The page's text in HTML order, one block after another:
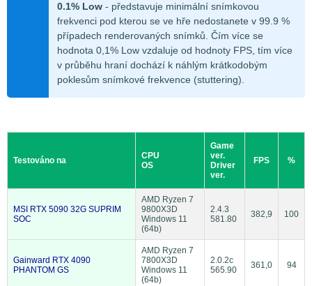
0.1% Low - představuje minimální snímkovou
frekvenci pod kterou se ve hře nedostanete v 99.9 %
případech renderovaných snímků. Čím více se
hodnota 0,1% Low vzdaluje od hodnoty FPS, tím více
v průběhu hraní dochází k náhlým krátkodobým
poklesům snímkové frekvence (stuttering).
Testováno na
CPU
OS
Game
ver.
Driver
ver.
FPS %
MSI RTX 5090 32G SUPRIM
SOC
AMD Ryzen 7
9800X3D
Windows 11
(64b)
2.4.3
581.80
382,9 100
Gainward RTX 4090
PHANTOM GS
AMD Ryzen 7
7800X3D
Windows 11
(64b)
2.0.2c
565.90
361,0 94